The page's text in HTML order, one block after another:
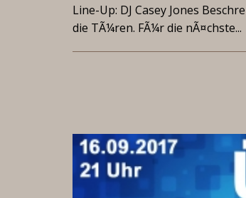
Line-Up: DJ Casey Jones
die TÃ¼ren. FÃ¼r die nÃ¤chste...